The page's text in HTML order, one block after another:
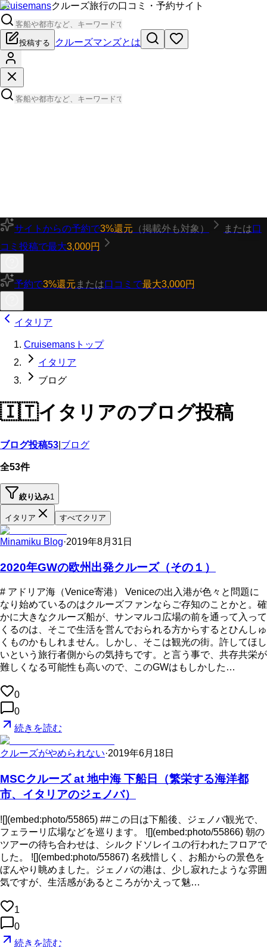
Cruisemansクルーズ旅行の口コミ・予約サイト
投稿する クルーズマンズとは
サイトからの予約で3%還元 （掲載外も対象） または口
コミ投稿で最大3,000円
予約で3%還元 または口コミで最大3,000円
イタリア
Cruisemansトップ
イタリア
ブログ
🇮🇹イタリアのブログ投稿
ブログ投稿53 ブログ
全53件
絞り込み1
イタリア すべてクリア
Minamiku Blog·2019年8月31日
2020年GWの欧州出発クルーズ（その１）
# アドリア海（Venice寄港） Veniceの出入港が色々と問題に
なり始めているのはクルーズファンならご存知のことかと。確
かに大きなクルーズ船が、サンマルコ広場の前を通って入って
くるのは、そこで生活を営んでおられる方からするとひんしゅ
くものかもしれません。しかし、そこは観光の街。許してほし
いという旅行者側からの気持ちです。と言う事で、共存共栄が
難しくなる可能性も高いので、このGWはもしかした…
0
0
続きを読む
クルーズがやめられない·2019年6月18日
MSCクルーズ at 地中海 下船日（繁栄する海洋都
市、イタリアのジェノバ）
![](embed:photo/55865) ##この日は下船後、ジェノバ観光で、
フェラーリ広場などを巡ります。 ![](embed:photo/55866) 朝の
ツアーの待ち合わせは、シルクドソレイユの行われたフロアで
した。 ![](embed:photo/55867) 名残惜しく、お船からの景色を
ぼんやり眺めました。ジェノバの港は、少し寂れたような雰囲
気ですが、生活感があるところがかえって魅…
1
0
続きを読む